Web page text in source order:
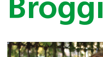
Broggi